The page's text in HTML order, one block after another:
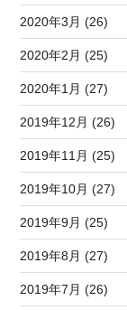
2020年3月 (26)
2020年2月 (25)
2020年1月 (27)
2019年12月 (26)
2019年11月 (25)
2019年10月 (27)
2019年9月 (25)
2019年8月 (27)
2019年7月 (26)